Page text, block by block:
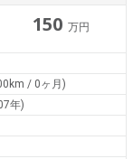
150 万円
/ 0ヶ月)
年)